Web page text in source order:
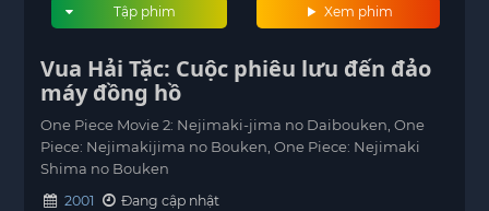
Xem phim
Tập phim
Vua Hải Tặc: Cuộc phiêu lưu đến đảo
máy đồng hồ
One Piece Movie 2: Nejimaki-jima no Daibouken, One
Piece: Nejimakijima no Bouken, One Piece: Nejimaki
Shima no Bouken
2001
Đang cập nhật